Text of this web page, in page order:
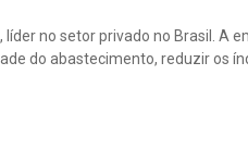
no setor privado no Brasil. A
do abastecimento, reduzir os